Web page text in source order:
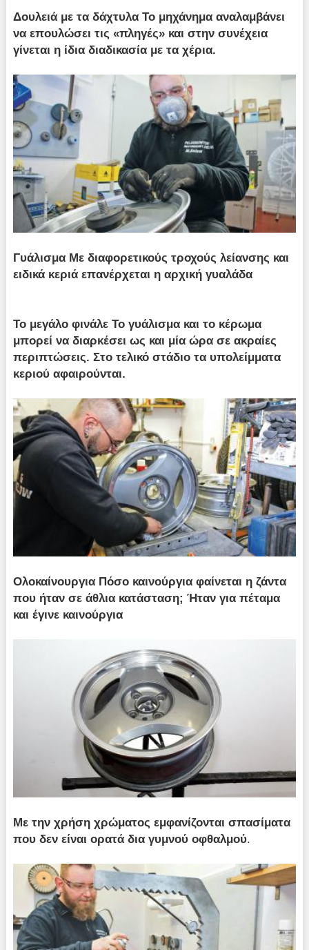
Δουλειά με τα δάχτυλα Το μηχάνημα αναλαμβάνει
να επουλώσει τις «πληγές» και στην συνέχεια
γίνεται η ίδια διαδικασία με τα χέρια.
Γυάλισμα Με διαφορετικούς τροχούς λείανσης και
ειδικά κεριά επανέρχεται η αρχική γυαλάδα
Το μεγάλο φινάλε Το γυάλισμα και το κέρωμα
μπορεί να διαρκέσει ως και μία ώρα σε ακραίες
περιπτώσεις. Στο τελικό στάδιο τα υπολείμματα
κεριού αφαιρούνται.
Ολοκαίνουργια Πόσο καινούργια φαίνεται η ζάντα
που ήταν σε άθλια κατάσταση; Ήταν για πέταμα
και έγινε καινούργια
Με την χρήση χρώματος εμφανίζονται σπασίματα
που δεν είναι ορατά δια γυμνού οφθαλμού.